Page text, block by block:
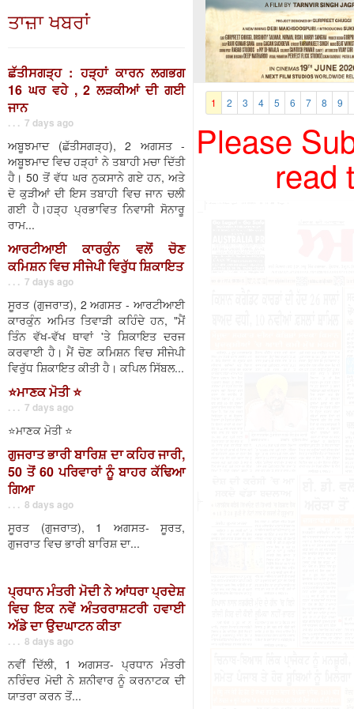
ਤਾਜ਼ਾ ਖਬਰਾਂ
ਛੱਤੀਸਗੜ੍ਹ : ਹੜ੍ਹਾਂ ਕਾਰਨ ਲਗਭਗ
16 ਘਰ ਵਹੇ , 2 ਲੜਕੀਆਂ ਦੀ ਗਈ
ਜਾਨ
. . . 7 days ago
ਅਬੂਝਮਾਦ (ਛੱਤੀਸਗੜ੍ਹ), 2 ਅਗਸਤ -
ਅਬੂਝਮਾਦ ਵਿਚ ਹੜ੍ਹਾਂ ਨੇ ਤਬਾਹੀ ਮਚਾ ਦਿੱਤੀ
ਹੈ। 50 ਤੋਂ ਵੱਧ ਘਰ ਨੁਕਸਾਨੇ ਗਏ ਹਨ, ਅਤੇ
ਦੋ ਕੁੜੀਆਂ ਦੀ ਇਸ ਤਬਾਹੀ ਵਿਚ ਜਾਨ ਚਲੀ
ਗਈ ਹੈ।ਹੜ੍ਹ ਪ੍ਰਭਾਵਿਤ ਨਿਵਾਸੀ ਸੋਨਾਰੂ
ਰਾਮ...
ਆਰਟੀਆਈ ਕਾਰਕੁੰਨ ਵਲੋਂ ਚੋਣ
ਕਮਿਸ਼ਨ ਵਿਚ ਸੀਜੇਪੀ ਵਿਰੁੱਧ ਸ਼ਿਕਾਇਤ
. . . 7 days ago
ਸੂਰਤ (ਗੁਜਰਾਤ), 2 ਅਗਸਤ - ਆਰਟੀਆਈ
ਕਾਰਕੁੰਨ ਅਮਿਤ ਤਿਵਾੜੀ ਕਹਿੰਦੇ ਹਨ, "ਮੈਂ
ਤਿੰਨ ਵੱਖ-ਵੱਖ ਥਾਵਾਂ 'ਤੇ ਸ਼ਿਕਾਇਤ ਦਰਜ
ਕਰਵਾਈ ਹੈ। ਮੈਂ ਚੋਣ ਕਮਿਸ਼ਨ ਵਿਚ ਸੀਜੇਪੀ
ਵਿਰੁੱਧ ਸ਼ਿਕਾਇਤ ਕੀਤੀ ਹੈ। ਕਪਿਲ ਸਿੱਬਲ...
⭐️ਮਾਣਕ ਮੋਤੀ ⭐️
. . . 7 days ago
⭐️ਮਾਣਕ ਮੋਤੀ ⭐️
ਗੁਜਰਾਤ ਭਾਰੀ ਬਾਰਿਸ਼ ਦਾ ਕਹਿਰ ਜਾਰੀ,
50 ਤੋਂ 60 ਪਰਿਵਾਰਾਂ ਨੂੰ ਬਾਹਰ ਕੱਢਿਆ
ਗਿਆ
. . . 8 days ago
ਸੂਰਤ (ਗੁਜਰਾਤ), 1 ਅਗਸਤ- ਸੂਰਤ,
ਗੁਜਰਾਤ ਵਿਚ ਭਾਰੀ ਬਾਰਿਸ਼ ਦਾ...
ਪ੍ਰਧਾਨ ਮੰਤਰੀ ਮੋਦੀ ਨੇ ਆਂਧਰਾ ਪ੍ਰਦੇਸ਼
ਵਿਚ ਇਕ ਨਵੇਂ ਅੰਤਰਰਾਸ਼ਟਰੀ ਹਵਾਈ
ਅੱਡੇ ਦਾ ਉਦਘਾਟਨ ਕੀਤਾ
. . . 8 days ago
ਨਵੀਂ ਦਿੱਲੀ, 1 ਅਗਸਤ- ਪ੍ਰਧਾਨ ਮੰਤਰੀ
ਨਰਿੰਦਰ ਮੋਦੀ ਨੇ ਸ਼ਨੀਵਾਰ ਨੂੰ ਕਰਨਾਟਕ ਦੀ
ਯਾਤਰਾ ਕਰਨ ਤੋਂ...
1 2 3 4 5 6 7 8 9
Please
read